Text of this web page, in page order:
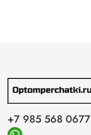
+7 985 568 0677